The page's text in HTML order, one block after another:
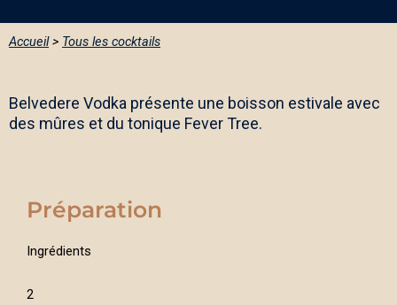
Accueil > Tous les cocktails
Belvedere Vodka présente une boisson estivale avec
des mûres et du tonique Fever Tree.
Préparation
Ingrédients
2